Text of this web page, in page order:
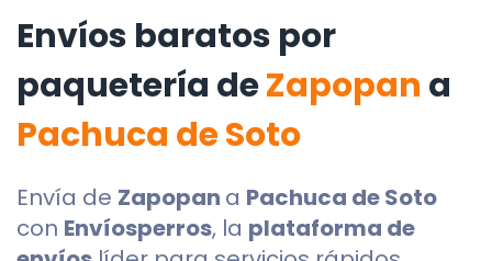
Envíos baratos por
paquetería deZapopan a
Pachuca de Soto
Envía de Zapopan a Pachuca de Soto
con Envíosperros, la plataforma de